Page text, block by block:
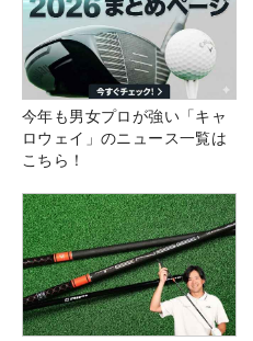
今年も男女プロが強い「キャ
ロウェイ」のニュース一覧は
こちら！